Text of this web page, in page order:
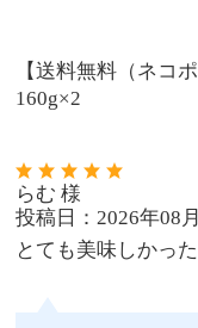
【送料無料（ネコ
160g×2
らむ 様
投稿日：2026年08
とても美味しかっ